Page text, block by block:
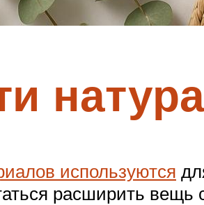
используются
расширить